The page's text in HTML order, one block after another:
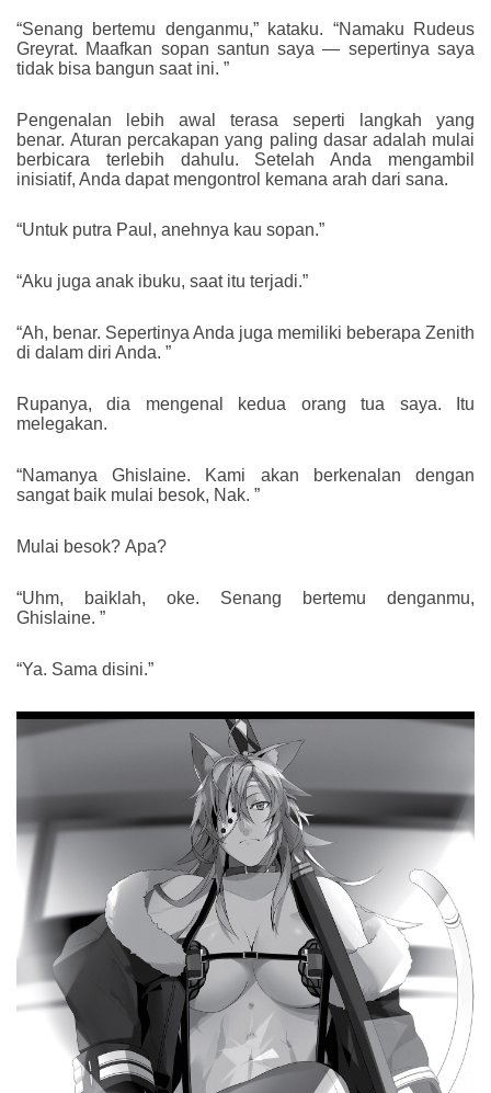
“Senang bertemu denganmu,” kataku. “Namaku Rudeus
Greyrat. Maafkan sopan santun saya — sepertinya saya
tidak bisa bangun saat ini. ”
Pengenalan lebih awal terasa seperti langkah yang
benar. Aturan percakapan yang paling dasar adalah mulai
berbicara terlebih dahulu. Setelah Anda mengambil
inisiatif, Anda dapat mengontrol kemana arah dari sana.
“Untuk putra Paul, anehnya kau sopan.”
“Aku juga anak ibuku, saat itu terjadi.”
“Ah, benar. Sepertinya Anda juga memiliki beberapa Zenith
di dalam diri Anda. ”
Rupanya, dia mengenal kedua orang tua saya. Itu
melegakan.
“Namanya Ghislaine. Kami akan berkenalan dengan
sangat baik mulai besok, Nak. ”
Mulai besok? Apa?
“Uhm, baiklah, oke. Senang bertemu denganmu,
Ghislaine. ”
“Ya. Sama disini.”